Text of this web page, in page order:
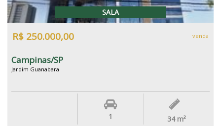
SALA
R$ 250.000,00 venda
Campinas/SP
Jardim Guanabara
1 34 m²